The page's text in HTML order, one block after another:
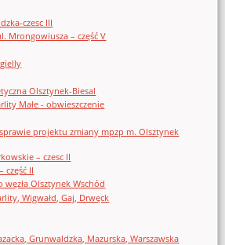
czesc III
Mrongowiusza – część V
Olsztynek-Biesal
Małe - obwieszczenie
projektu zmiany mpzp m. Olsztynek
– czesc II
część II
węzła Olsztynek Wschód
Wigwałd, Gaj, Drwęck
Grunwaldzka, Mazurska, Warszawska